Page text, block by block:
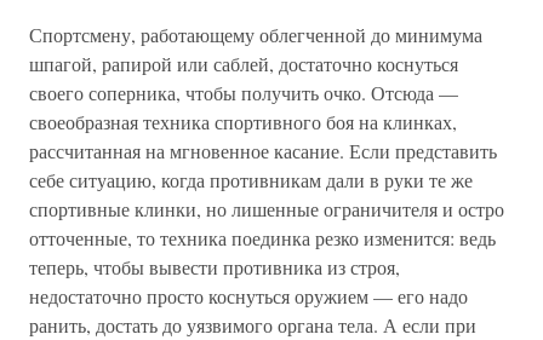
Спортсмену, работающему облегченной до минимума
шпагой, рапирой или саблей, достаточно коснуться
своего соперника, чтобы получить очко. Отсюда —
своеобразная техника спортивного боя на клинках,
рассчитанная на мгновенное касание. Если представить
себе ситуацию, когда противникам дали в руки те же
спортивные клинки, но лишенные ограничителя и остро
отточенные, то техника поединка резко изменится: ведь
теперь, чтобы вывести противника из строя,
недостаточно просто коснуться оружием — его надо
ранить, достать до уязвимого органа тела. А если при